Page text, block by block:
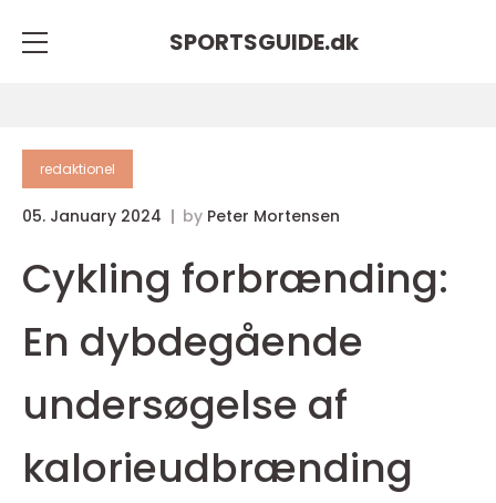
SPORTSGUIDE.dk
redaktionel
05. January 2024 by Peter Mortensen
Cykling forbrænding:
En dybdegående
undersøgelse af
kalorieudbrænding